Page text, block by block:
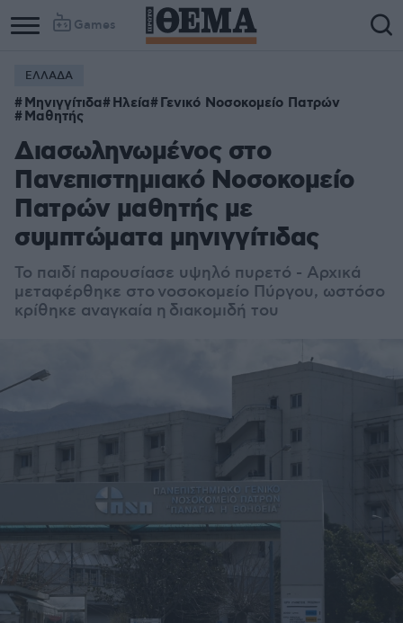
Games
ΕΛΛΑΔΑ
Μηνιγγίτιδα Ηλεία Γενικό Νοσοκομείο Πατρών
Μαθητής
Διασωληνωμένος στο
Πανεπιστημιακό Νοσοκομείο
Πατρών μαθητής με
συμπτώματα μηνιγγίτιδας
Το παιδί παρουσίασε υψηλό πυρετό - Αρχικά
μεταφέρθηκε στο νοσοκομείο Πύργου, ωστόσο
κρίθηκε αναγκαία η διακομιδή του